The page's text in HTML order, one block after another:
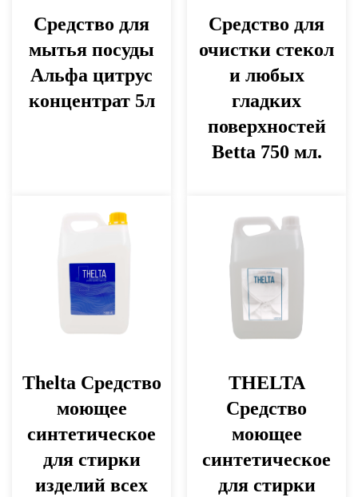
Средство для
мытья посуды
Альфа цитрус
концентрат 5л
Средство для
очистки стекол
и любых
гладких
поверхностей
Betta 750 мл.
Thelta Средство
моющее
синтетическое
для стирки
изделий всех
THELTA
Средство
моющее
синтетическое
для стирки